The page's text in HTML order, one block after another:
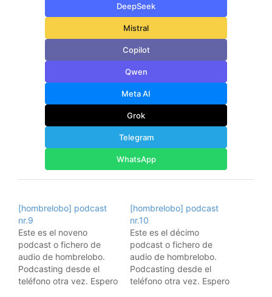
DeepSeek
Mistral
Copilot
Qwen
Meta AI
Grok
Telegram
WhatsApp
[hombrelobo] podcast
nr.9
Este es el noveno
podcast o fichero de
audio de hombrelobo.
Podcasting desde el
teléfono otra vez. Espero
[hombrelobo] podcast
nr.10
Este es el décimo
podcast o fichero de
audio de hombrelobo.
Podcasting desde el
teléfono otra vez. Espero